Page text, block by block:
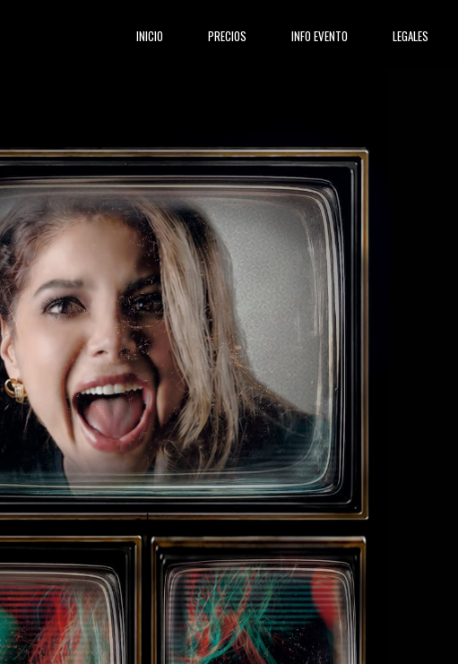
INICIO(current) PRECIOS INFO EVENTO LEGALES